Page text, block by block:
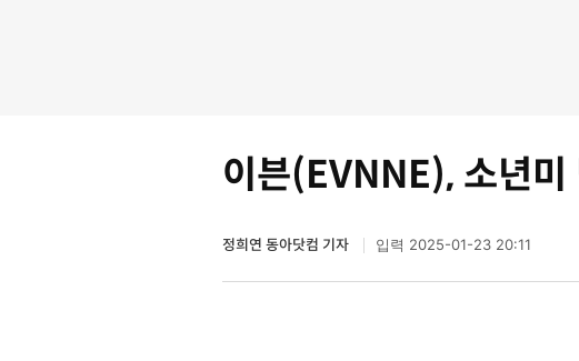
이븐(EVNNE), 소년미
정희연 동아닷컴 기자 입력 2025-01-23 20:11